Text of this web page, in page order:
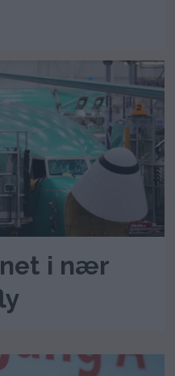
i nær